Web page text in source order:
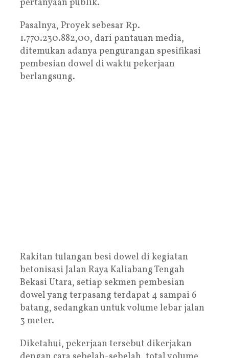
pertanyaan publik.
Pasalnya, Proyek sebesar Rp.
1.770.230.882,00, dari pantauan media,
ditemukan adanya pengurangan spesifikasi
pembesian dowel di waktu pekerjaan
berlangsung.
Rakitan tulangan besi dowel di kegiatan
betonisasi Jalan Raya Kaliabang Tengah
Bekasi Utara, setiap sekmen pembesian
dowel yang terpasang terdapat 4 sampai 6
batang, sedangkan untuk volume lebar jalan
3 meter.
Diketahui, pekerjaan tersebut dikerjakan